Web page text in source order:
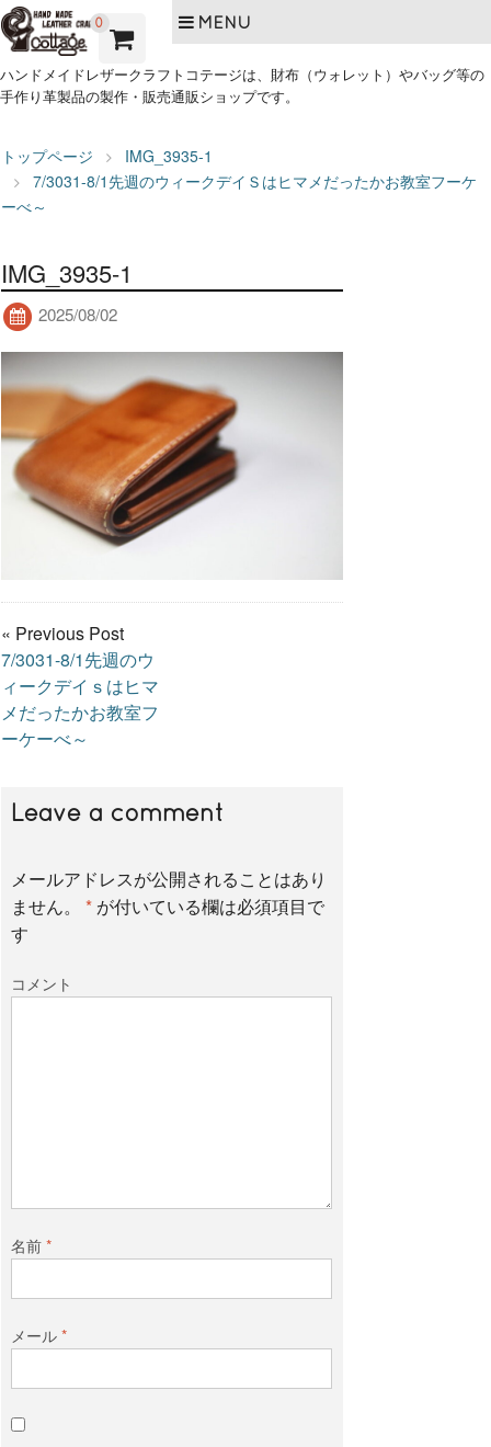
0 MENU
ハンドメイドレザークラフトコテージは、財布（ウォレット）やバッグ等の
手作り革製品の製作・販売通販ショップです。
トップページ
IMG_3935-1
7/3031-8/1先週のウィークデイＳはヒマメだったかお教室フーケ
ーべ～
IMG_3935-1
2025/08/02
« Previous Post
7/3031-8/1先週のウ
ィークデイｓはヒマ
メだったかお教室フ
ーケーべ～
Leave a comment
メールアドレスが公開されることはあり
ません。
* が付いている欄は必須項目で
す
コメント
名前*
メール*